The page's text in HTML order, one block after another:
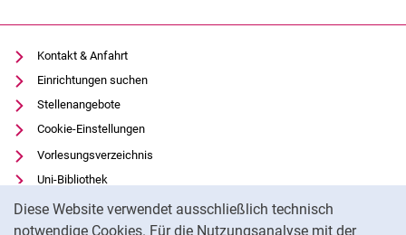
Diese Website verwendet ausschließlich technisch
notwendige Cookies. Für die Nutzungsanalyse mit der
Kontakt & Anfahrt
Einrichtungen suchen
Stellenangebote
Cookie-Einstellungen
Vorlesungsverzeichnis
Uni-Bibliothek
Moodle
Panopto